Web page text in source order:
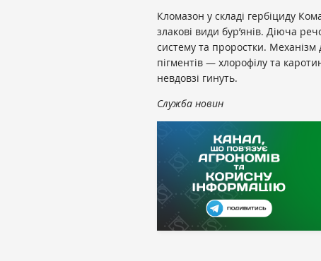
Кломазон у складі гербіциду
злакові види бур’янів. Діюча
систему та проростки. Механізм
пігментів — хлорофілу та
невдовзі гинуть.
Служба новин